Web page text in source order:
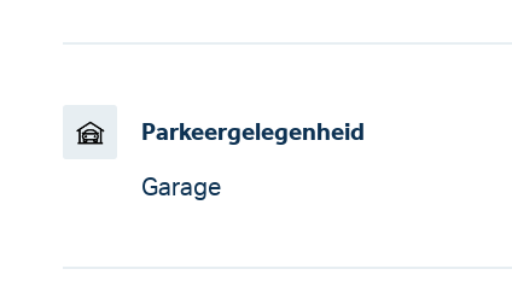
Parkeergelegenheid
Garage